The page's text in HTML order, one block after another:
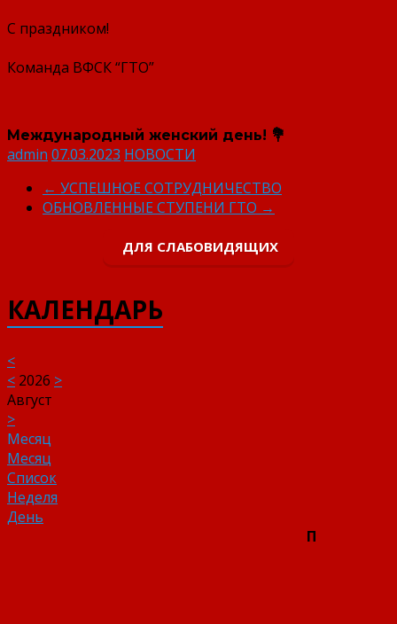
С праздником!
Команда ВФСК “ГТО”
Международный женский день! 💐
admin 07.03.2023 НОВОСТИ
← УСПЕШНОЕ СОТРУДНИЧЕСТВО
ОБНОВЛЕННЫЕ СТУПЕНИ ГТО →
ДЛЯ СЛАБОВИДЯЩИХ
КАЛЕНДАРЬ
<
< 2026 >
Август
>
Месяц
Месяц
Список
Неделя
День
П